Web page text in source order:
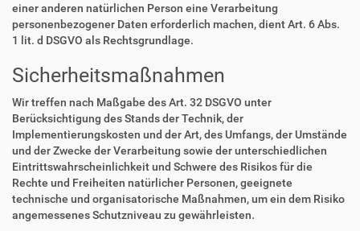
einer anderen natürlichen Person eine Verarbeitung
personenbezogener Daten erforderlich machen, dient Art. 6 Abs.
1 lit. d DSGVO als Rechtsgrundlage.
Sicherheitsmaßnahmen
Wir treffen nach Maßgabe des Art. 32 DSGVO unter
Berücksichtigung des Stands der Technik, der
Implementierungskosten und der Art, des Umfangs, der Umstände
und der Zwecke der Verarbeitung sowie der unterschiedlichen
Eintrittswahrscheinlichkeit und Schwere des Risikos für die
Rechte und Freiheiten natürlicher Personen, geeignete
technische und organisatorische Maßnahmen, um ein dem Risiko
angemessenes Schutzniveau zu gewährleisten.